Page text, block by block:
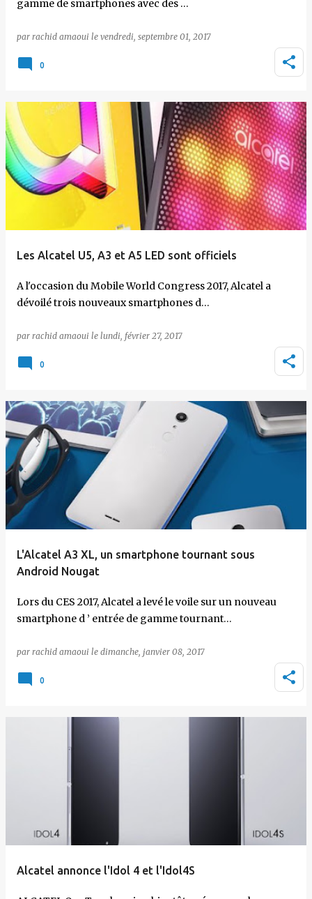
gamme de smartphones avec des …
par rachid amaoui le vendredi, septembre 01, 2017
0
Les Alcatel U5, A3 et A5 LED sont officiels
A l'occasion du Mobile World Congress 2017, Alcatel a
dévoilé trois nouveaux smartphones d…
par rachid amaoui le lundi, février 27, 2017
0
L'Alcatel A3 XL, un smartphone tournant sous
Android Nougat
Lors du CES 2017, Alcatel a levé le voile sur un nouveau
smartphone d ’ entrée de gamme tournant…
par rachid amaoui le dimanche, janvier 08, 2017
0
Alcatel annonce l'Idol 4 et l'Idol4S